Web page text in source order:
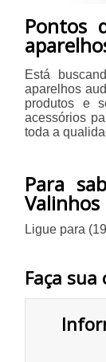
Pontos
Está
aparelhos
produtos e
acessórios
toda a
Para
Valinhos
Ligue para
Faça sua